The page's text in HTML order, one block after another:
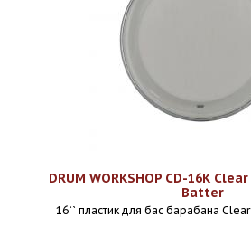
DRUM WORKSHOP CD-16K
Batter
16`` пластик для бас барабана